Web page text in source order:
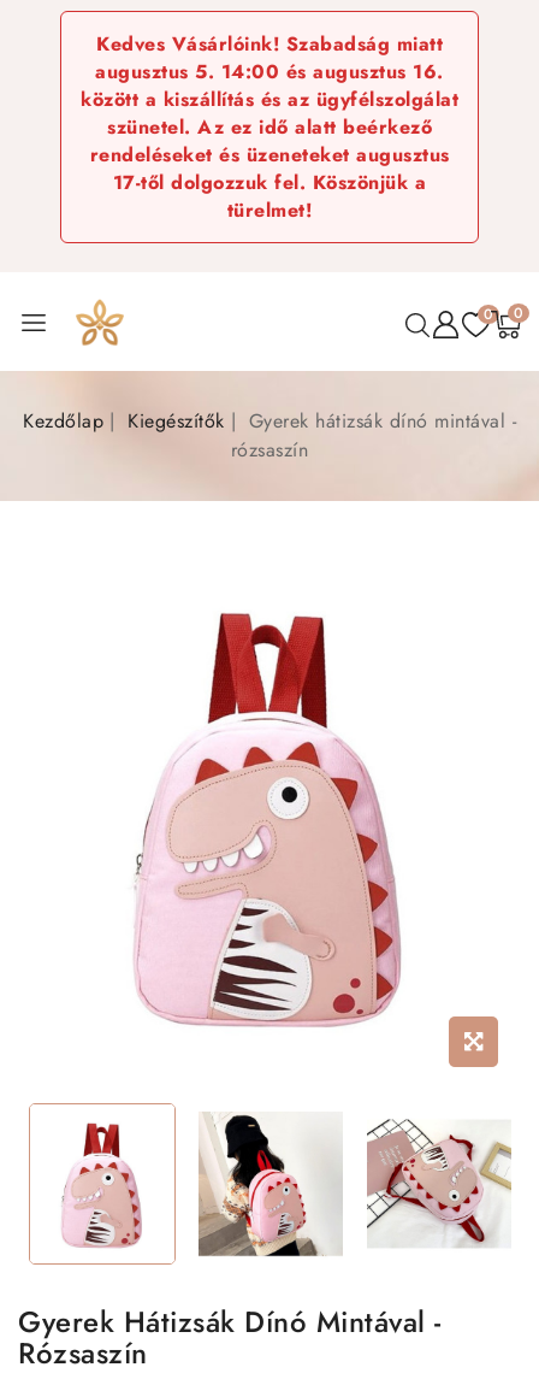
Kedves Vásárlóink! Szabadság miatt
augusztus 5. 14:00 és augusztus 16.
között a kiszállítás és az ügyfélszolgálat
szünetel. Az ez idő alatt beérkező
rendeléseket és üzeneteket augusztus
17-től dolgozzuk fel. Köszönjük a
türelmet!
0 0
Kezdőlap Kiegészítők
Gyerek hátizsák dínó mintával -
rózsaszín
Gyerek Hátizsák Dínó Mintával -
Rózsaszín